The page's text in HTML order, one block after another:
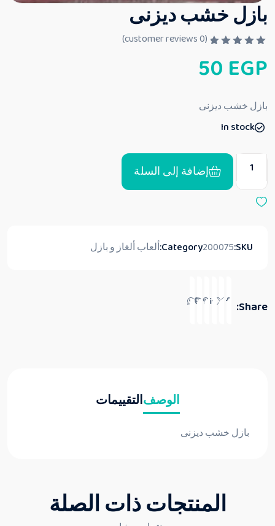
بازل خشب ديزنى
م
ا
ي
م
ن
(
0
50 EGP
بازل خشب ديزنى
In stock
إضافة إلى السلة
SKU:
200075
Category:ألعاب ألغاز و بازل
Share:
الوصفالتقييمات
بازل خشب ديزنى
المنتجات ذات الصلة